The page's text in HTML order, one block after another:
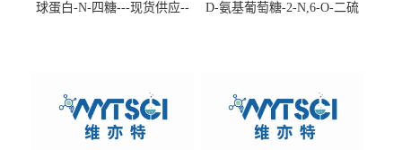
球蛋白-N-四糖---现货供应--
D-氨基葡萄糖-2-N,6-O-二硫